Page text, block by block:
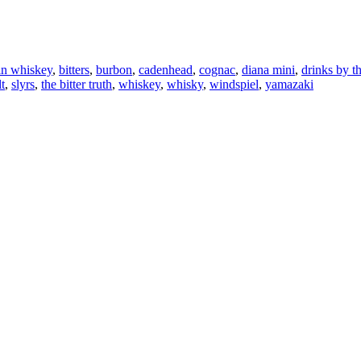
whiskey, bitters, burbon, cadenhead, cognac, diana mini, drinks by
, slyrs, the bitter truth, whiskey, whisky, windspiel, yamazaki